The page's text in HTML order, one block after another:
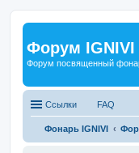
Форум IGNIVI
Форум посвященный
Ссылки FAQ
Фонарь IGNIVI